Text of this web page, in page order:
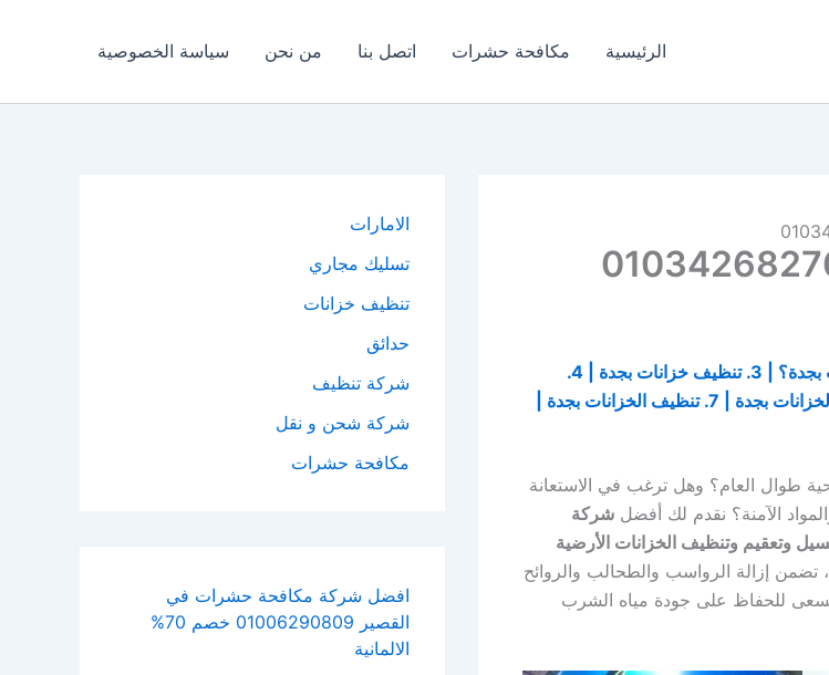
الرئيسية مكافحة حشرات اتصل بنا من نحن سياسة الخصوصية
1. لماذا شركة تنظيف خزانات بجدة؟ | 2. ما هي افضل شركة تنظيف خزانات بجدة؟ | 3. تنظيف خزانات بجدة | 4.
تنظيف خزانات بجدة | 5. شركة تنظيف الخزانات بجدة | 6. تنظيف و غسيل الخزانات بجدة | 7. تنظيف الخزانات بجدة |
طوال العام؟ وهل ترغب في الاستعانة
الآمنة؟ نقدم لك أفضل شركة
وتعقيم وتنظيف الخزانات الأرضية
تضمن إزالة الرواسب والطحالب والروائح
يسعى للحفاظ على جودة مياه الشرب
الامارات
تسليك مجاري
تنظيف خزانات
حدائق
شركة تنظيف
شركة شحن و نقل
مكافحة حشرات
افضل شركة مكافحة حشرات في
القصير 01006290809 خصم 70%
الالمانية